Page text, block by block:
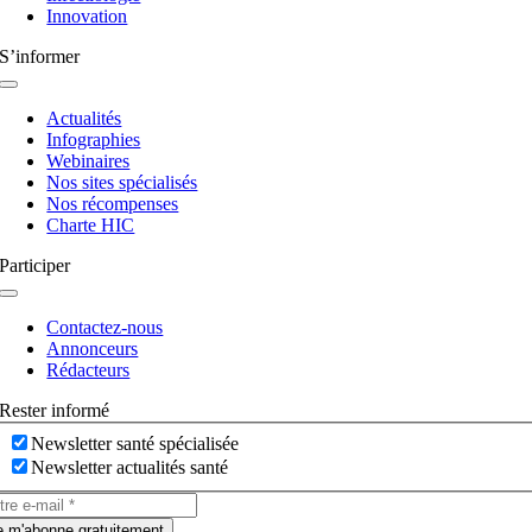
Innovation
S’informer
Navigation
basculeActualités
Infographies
Webinaires
Nos sites spécialisés
Nos récompenses
Charte HIC
Participer
Navigation
basculeContactez-nous
Annonceurs
Rédacteurs
Rester informé
Newsletter santé spécialisée
Newsletter actualités santé